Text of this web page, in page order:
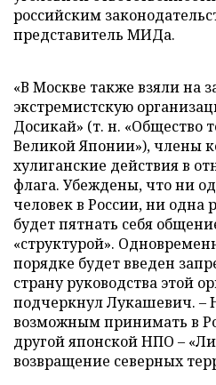
российским
представитель МИДа.
«В Москве также взяли на
экстремистскую
Досикай» (т. н. «Общество
Великой Японии»), члены
хулиганские действия в
флага. Убеждены, что ни
человек в России, ни одна
будет пятнать себя
«структурой».
порядке будет введен
страну руководства этой
подчеркнул Лукашевич. –
возможным принимать в
другой японской НПО –
возвращение северных